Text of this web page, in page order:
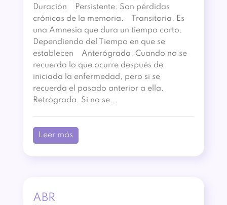
Duración Persistente. Son pérdidas
crónicas de la memoria. Transitoria. Es
una Amnesia que dura un tiempo corto.
Dependiendo del Tiempo en que se
establecen Anterógrada. Cuando no se
recuerda lo que ocurre después de
iniciada la enfermedad, pero si se
recuerda el pasado anterior a ella.
Retrógrada. Si no se...
Leer más
ABR